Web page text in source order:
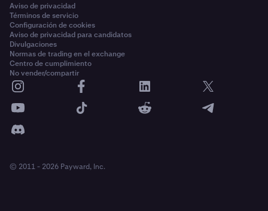
Aviso de privacidad
Términos de servicio
Configuración de cookies
Aviso de privacidad para candidatos
Divulgaciones
Normas de trading en el exchange
Centro de cumplimiento
No vender/compartir
© 2011 - 2026 Payward, Inc.